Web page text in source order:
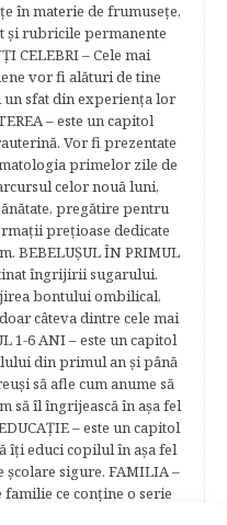
în materie de frumuseţe,
şi rubricile permanente
CELEBRI – Cele mai
vor fi alături de tine
sfat din experienţa lor
– este un capitol
Vor fi prezentate
primelor zile de
celor nouă luni,
pregătire pentru
preţioase dedicate
BEBELUŞUL ÎN PRIMUL
îngrijirii sugarului.
bontului ombilical,
câteva dintre cele mai
1-6 ANI – este un capitol
din primul an şi până
să afle cum anume să
să îl îngrijească în aşa fel
– este un capitol
îţi educi copilul în aşa fel
sigure. FAMILIA –
ce conţine o serie